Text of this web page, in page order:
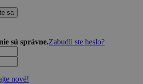
sa
sú správne.Zabudli ste heslo?
nové!